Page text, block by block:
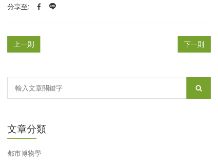
分享至:
上一則 下一則
文章分類
都市博物學